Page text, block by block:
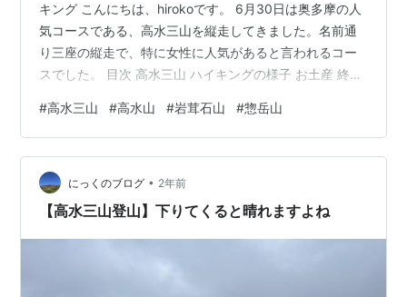
キング こんにちは、hirokoです。 6月30日は奥多摩の人
気コースである、高水三山を縦走してきました。名前通
り三座の縦走で、特に女性に人気があると言われるコー
スでした。 目次 高水三山 ハイキングの様子 お土産 終わ
ｍ）、岩茸石山（793m）、惣岳山（756m）のことを言
います。JR軍畑（いくさばた）駅から歩いて行けます。
奥多摩地域の登山の入門編と書いてありましたが、登っ
てみた感じでは岩を登る箇所もあり、初級中級コースだ
と思いました。 根っこの間を歩いたり、岩がある場所を
#高水三山 #高水山 #岩茸石山 #惣岳山
にっくのブログ • 2年前
【高水三山登山】下りてくると晴れますよね